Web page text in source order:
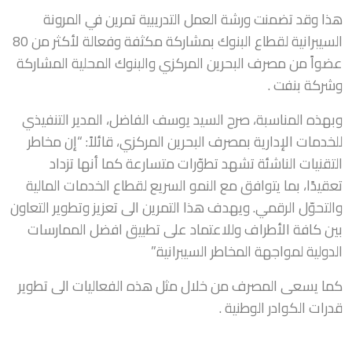
هذا وقد تضمنت ورشة العمل التدريبية تمرين في المرونة
السيبرانية لقطاع البنوك بمشاركة مكثفة وفعالة لأكثر من 80
عضواً من مصرف البحرين المركزي والبنوك المحلية المشاركة
وشركة بنفت .
وبهذه المناسبة، صرح السيد يوسف الفاضل، المدير التنفيذي
للخدمات الإدارية بمصرف البحرين المركزي، قائلاً: “إن مخاطر
التقنيات الناشئة تشهد تطوّرات متسارعة كما أنها تزداد
تعقيدًا، بما يتوافق مع النمو السريع لقطاع الخدمات المالية
والتحوّل الرقمي. ويهدف هذا التمرين الى تعزيز وتطوير التعاون
بين كافة الأطراف وللاعتماد على تطبيق افضل الممارسات
الدولية لمواجهة المخاطر السيبرانية.”
كما يسعى المصرف من خلال مثل هذه الفعاليات الى تطوير
قدرات الكوادر الوطنية .